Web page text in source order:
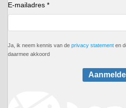
E-mailadres *
Ja, ik neem kennis van de privacy statement en
daarmee akkoord